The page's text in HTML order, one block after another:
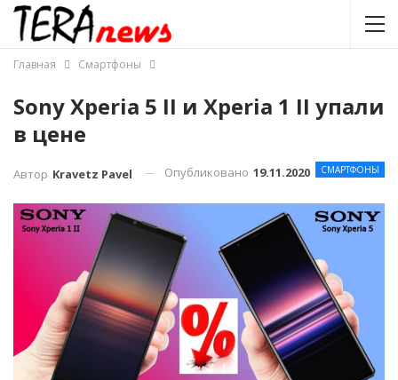
Главная Смартфоны
Sony Xperia 5 II и Xperia 1 II упали
в цене
СМАРТФОНЫ
Автор Kravetz Pavel Опубликовано 19.11.2020